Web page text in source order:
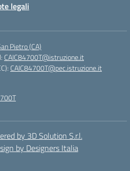
legali
Pietro (CA)
CAIC84700T@istruzione.it
CAIC84700T@pec.istruzione.it
by 3D Solution S.r.l.
by Designers Italia